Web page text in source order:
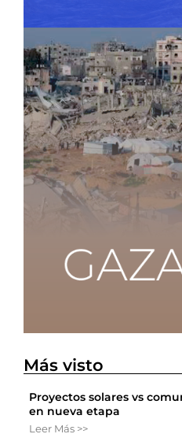
Más visto
Proyectos solares vs
en nueva etapa
Leer Más >>